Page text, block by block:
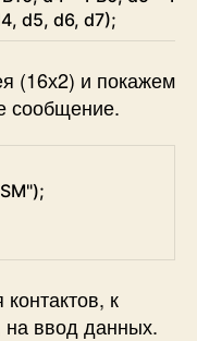
, d5, d6, d7);
(16х2) и покажем
сообщение.
);
к
ввод данных.